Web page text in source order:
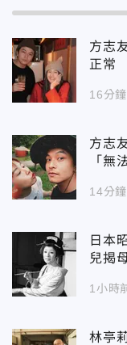
方志
正常
16分
方志
「無
14分
日本
兒揭
1小時
林亭